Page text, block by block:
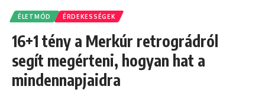
ÉLETMÓD ÉRDEKESSÉGEK
16+1 tény a Merkúr retrográdról
segít megérteni, hogyan hat a
mindennapjaidra